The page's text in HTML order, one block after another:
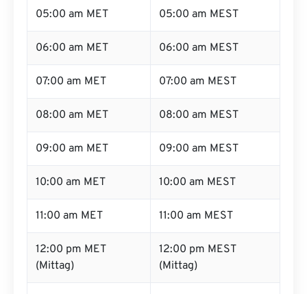
05:00 am MET 05:00 am MEST
06:00 am MET 06:00 am MEST
07:00 am MET 07:00 am MEST
08:00 am MET 08:00 am MEST
09:00 am MET 09:00 am MEST
10:00 am MET 10:00 am MEST
11:00 am MET 11:00 am MEST
12:00 pm MET
(Mittag)
12:00 pm MEST
(Mittag)